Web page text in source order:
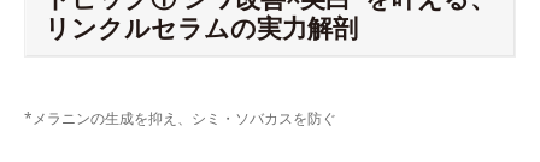
リンクルセラムの実力解剖
*メラニンの生成を抑え、シミ・ソバカスを防ぐ